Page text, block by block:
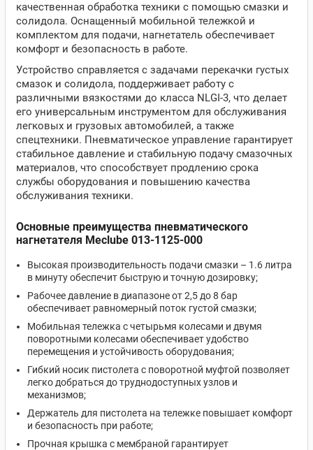
качественная обработка техники с помощью смазки и
солидола. Оснащенный мобильной тележкой и
комплектом для подачи, нагнетатель обеспечивает
комфорт и безопасность в работе.
Устройство справляется с задачами перекачки густых
смазок и солидола, поддерживает работу с
различными вязкостями до класса NLGI-3, что делает
его универсальным инструментом для обслуживания
легковых и грузовых автомобилей, а также
спецтехники. Пневматическое управление гарантирует
стабильное давление и стабильную подачу смазочных
материалов, что способствует продлению срока
службы оборудования и повышению качества
обслуживания техники.
Основные преимущества пневматического
нагнетателя Meclube 013-1125-000
Высокая производительность подачи смазки – 1.6 литра
в минуту обеспечит быструю и точную дозировку;
Рабочее давление в диапазоне от 2,5 до 8 бар
обеспечивает равномерный поток густой смазки;
Мобильная тележка с четырьмя колесами и двумя
поворотными колесами обеспечивает удобство
перемещения и устойчивость оборудования;
Гибкий носик пистолета с поворотной муфтой позволяет
легко добраться до труднодоступных узлов и
механизмов;
Держатель для пистолета на тележке повышает комфорт
и безопасность при работе;
Прочная крышка с мембраной гарантирует